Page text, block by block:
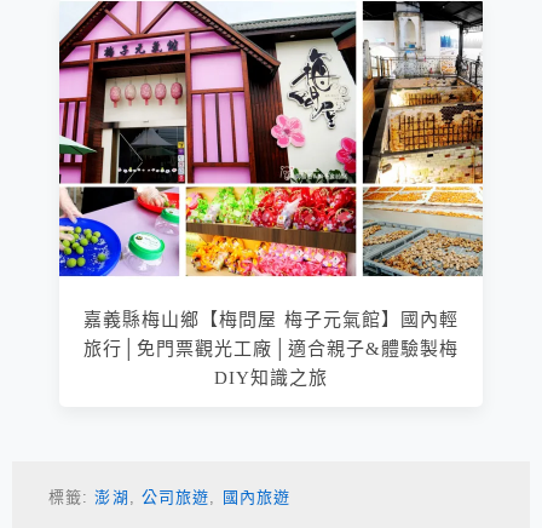
嘉義縣梅山鄉【梅問屋 梅子元氣館】國內輕
旅行│免門票觀光工廠│適合親子&體驗製梅
DIY知識之旅
標籤:澎湖 , 公司旅遊, 國內旅遊